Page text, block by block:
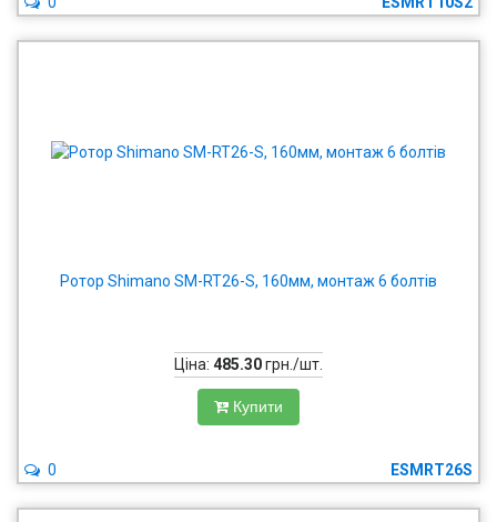
Ротор Shimano SM-RT26-S, 160мм, монтаж 6 болтів
Ціна: 485.30грн./шт.
Купити
ESMRT26S
0